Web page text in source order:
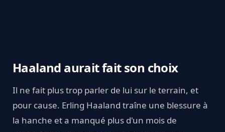
Haaland aurait fait son choix
Il ne fait plus trop parler de lui sur le terrain, et
pour cause. Erling Haaland traîne une blessure à
la hanche et a manqué plus d'un mois de